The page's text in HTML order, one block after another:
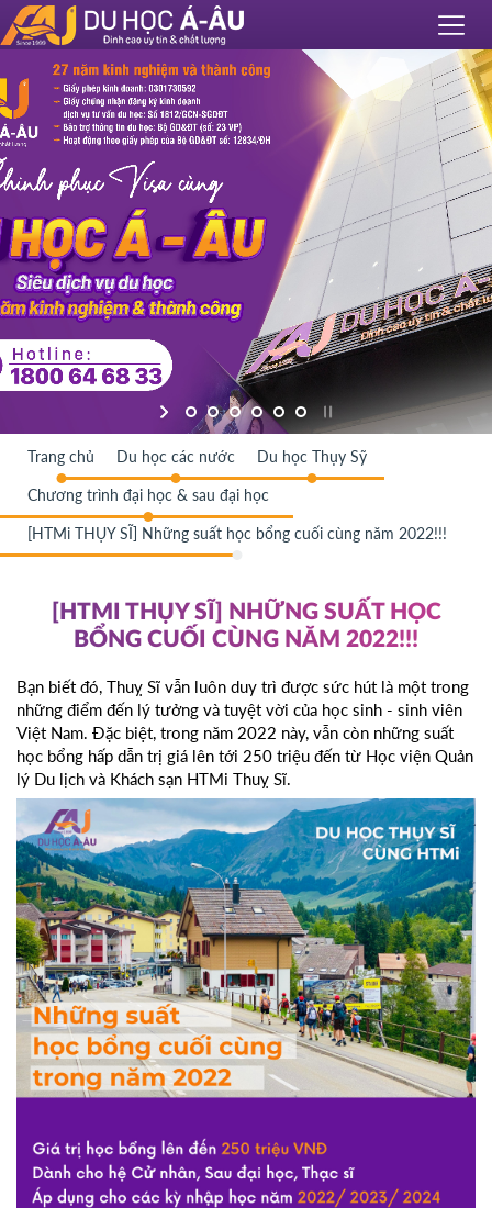
Trang chủ Du học các nước Du học Thụy Sỹ
Chương trình đại học & sau đại học
[HTMi THỤY SĨ] Những suất học bổng cuối cùng năm 2022!!!
[HTMI THỤY SĨ] NHỮNG SUẤT HỌC
BỔNG CUỐI CÙNG NĂM 2022!!!
Bạn biết đó, Thuỵ Sĩ vẫn luôn duy trì được sức hút là một trong
những điểm đến lý tưởng và tuyệt vời của học sinh - sinh viên
Việt Nam. Đặc biệt, trong năm 2022 này, vẫn còn những suất
học bổng hấp dẫn trị giá lên tới 250 triệu đến từ Học viện Quản
lý Du lịch và Khách sạn HTMi Thuỵ Sĩ.